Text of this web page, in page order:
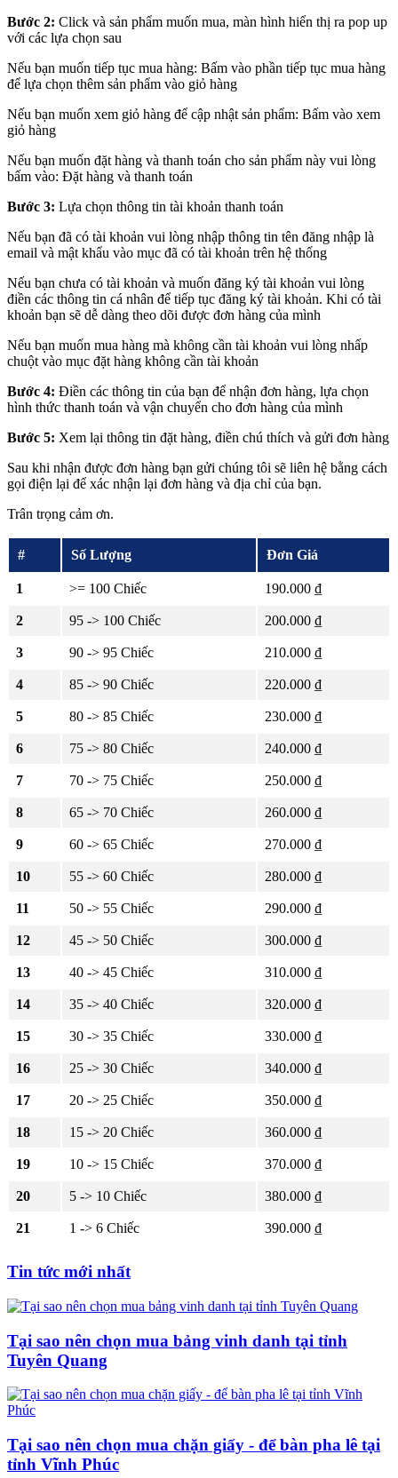
Bước 2: Click và sản phẩm muốn mua, màn hình hiển thị ra pop up
với các lựa chọn sau
Nếu bạn muốn tiếp tục mua hàng: Bấm vào phần tiếp tục mua hàng
để lựa chọn thêm sản phẩm vào giỏ hàng
Nếu bạn muốn xem giỏ hàng để cập nhật sản phẩm: Bấm vào xem
giỏ hàng
Nếu bạn muốn đặt hàng và thanh toán cho sản phẩm này vui lòng
bấm vào: Đặt hàng và thanh toán
Bước 3: Lựa chọn thông tin tài khoản thanh toán
Nếu bạn đã có tài khoản vui lòng nhập thông tin tên đăng nhập là
email và mật khẩu vào mục đã có tài khoản trên hệ thống
Nếu bạn chưa có tài khoản và muốn đăng ký tài khoản vui lòng
điền các thông tin cá nhân để tiếp tục đăng ký tài khoản. Khi có tài
khoản bạn sẽ dễ dàng theo dõi được đơn hàng của mình
Nếu bạn muốn mua hàng mà không cần tài khoản vui lòng nhấp
chuột vào mục đặt hàng không cần tài khoản
Bước 4: Điền các thông tin của bạn để nhận đơn hàng, lựa chọn
hình thức thanh toán và vận chuyển cho đơn hàng của mình
Bước 5: Xem lại thông tin đặt hàng, điền chú thích và gửi đơn hàng
Sau khi nhận được đơn hàng bạn gửi chúng tôi sẽ liên hệ bằng cách
gọi điện lại để xác nhận lại đơn hàng và địa chỉ của bạn.
Trân trọng cảm ơn.
# Số Lượng Đơn Giá
1 >= 100 Chiếc 190.000 ₫
2 95 -> 100 Chiếc 200.000 ₫
3 90 -> 95 Chiếc 210.000 ₫
4 85 -> 90 Chiếc 220.000 ₫
5 80 -> 85 Chiếc 230.000 ₫
6 75 -> 80 Chiếc 240.000 ₫
7 70 -> 75 Chiếc 250.000 ₫
8 65 -> 70 Chiếc 260.000 ₫
9 60 -> 65 Chiếc 270.000 ₫
10 55 -> 60 Chiếc 280.000 ₫
11 50 -> 55 Chiếc 290.000 ₫
12 45 -> 50 Chiếc 300.000 ₫
13 40 -> 45 Chiếc 310.000 ₫
14 35 -> 40 Chiếc 320.000 ₫
15 30 -> 35 Chiếc 330.000 ₫
16 25 -> 30 Chiếc 340.000 ₫
17 20 -> 25 Chiếc 350.000 ₫
18 15 -> 20 Chiếc 360.000 ₫
19 10 -> 15 Chiếc 370.000 ₫
20 5 -> 10 Chiếc 380.000 ₫
21 1 -> 6 Chiếc 390.000 ₫
Tin tức mới nhất
Tại sao nên chọn mua bảng vinh danh tại tỉnh
Tuyên Quang
Tại sao nên chọn mua chặn giấy - để bàn pha lê tại
tỉnh Vĩnh Phúc